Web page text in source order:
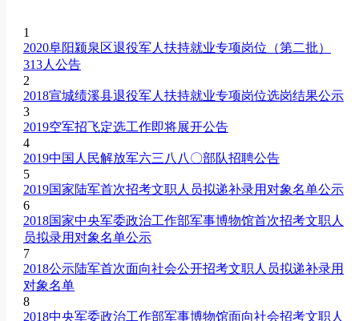
1
2020阜阳颍泉区退役军人扶持就业专项岗位（第二批）
313人公告
2
2018宣城绩溪县退役军人扶持就业专项岗位选岗结果公示
3
2019空军招飞定选工作即将展开公告
4
2019中国人民解放军六三八八〇部队招聘公告
5
2019国家陆军首次招考文职人员拟递补录用对象名单公示
6
2018国家中央军委政治工作部军事博物馆首次招考文职人
员拟录用对象名单公示
7
2018公示陆军首次面向社会公开招考文职人员拟递补录用
对象名单
8
2018中央军委政治工作部军事博物馆面向社会招考文职人